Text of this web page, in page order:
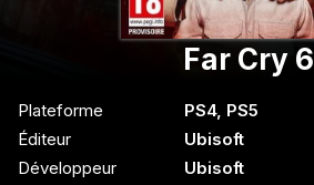
Far Cry 6
Plateforme PS4, PS5
Éditeur
Ubisoft
Développeur
Ubisoft